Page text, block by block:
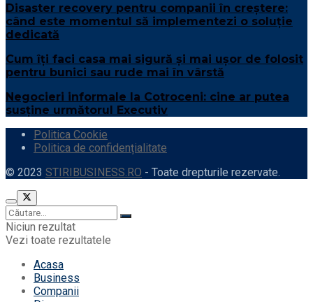
Disaster recovery pentru companii în creștere:
când este momentul să implementezi o soluție
dedicată
Cum îți faci casa mai sigură și mai ușor de folosit
pentru bunici sau rude mai în vârstă
Negocieri informale la Cotroceni: cine ar putea
susține următorul Executiv
Politica Cookie
Politica de confidențialitate
© 2023 STIRIBUSINESS.RO - Toate drepturile rezervate.
Niciun rezultat
Vezi toate rezultatele
Acasa
Business
Companii